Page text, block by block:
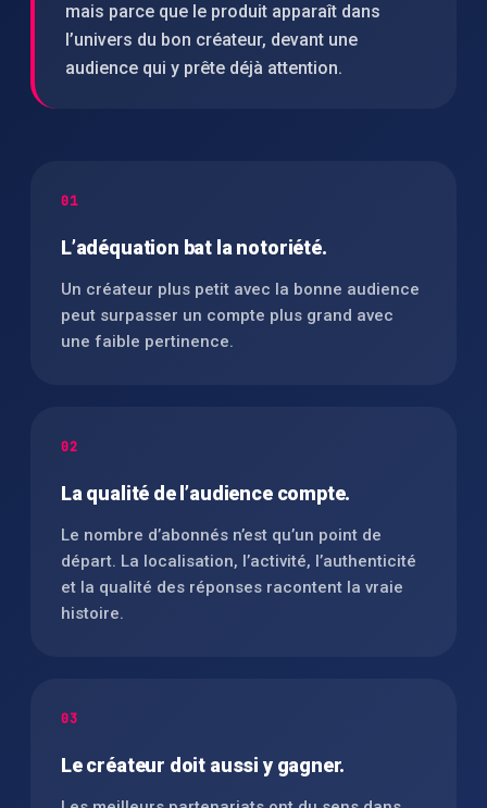
mais parce que le produit apparaît dans
l’univers du bon créateur, devant une
audience qui y prête déjà attention.
01
L’adéquation bat la notoriété.
Un créateur plus petit avec la bonne audience
peut surpasser un compte plus grand avec
une faible pertinence.
02
La qualité de l’audience compte.
Le nombre d’abonnés n’est qu’un point de
départ. La localisation, l’activité, l’authenticité
et la qualité des réponses racontent la vraie
histoire.
03
Le créateur doit aussi y gagner.